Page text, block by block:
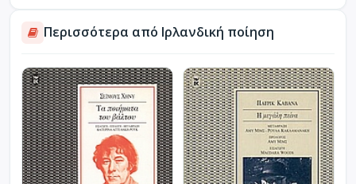
Περισσότερα από Ιρλανδική ποίηση